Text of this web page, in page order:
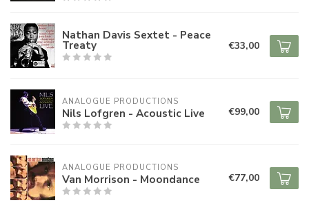
Nathan Davis Sextet - Peace
Treaty €33,00
ANALOGUE PRODUCTIONS
Nils Lofgren - Acoustic Live €99,00
ANALOGUE PRODUCTIONS
Van Morrison - Moondance €77,00